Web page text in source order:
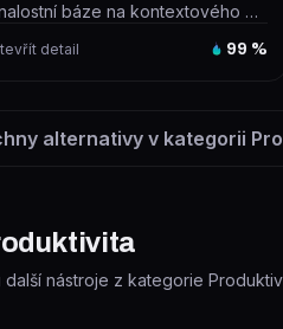
báze na kontextového AI
detail 99 %
alternativy v kategorii
nástroje z kategorie